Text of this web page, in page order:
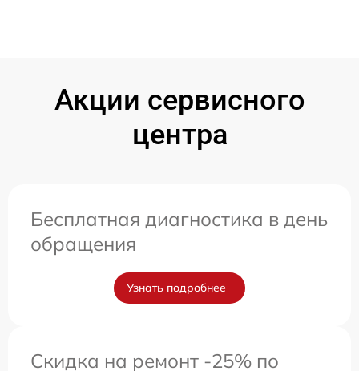
Акции сервисного
центра
Бесплатная диагностика в день
обращения
Узнать подробнее
Скидка на ремонт -25% по